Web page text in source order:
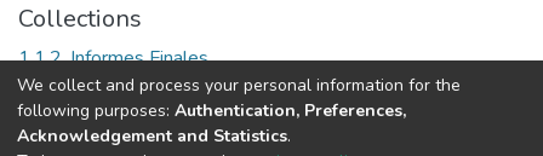
Collections
1.1.2. Informes Finales
Full item page
We collect and process your personal information for the
following purposes: Authentication, Preferences,
Acknowledgement and Statistics.